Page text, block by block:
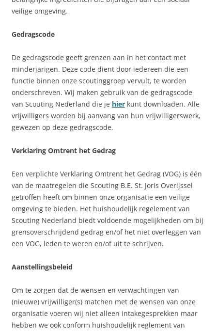
veilige omgeving.
Gedragscode
De gedragscode geeft grenzen aan in het contact met
minderjarigen. Deze code dient door iedereen die een
functie binnen onze scoutinggroep vervult, te worden
onderschreven. Wij maken gebruik van de gedragscode
van Scouting Nederland die je hier kunt downloaden. Alle
vrijwilligers worden bij aanvang van hun vrijwilligerswerk,
gewezen op deze gedragscode.
Verklaring Omtrent het Gedrag
Een verplichte Verklaring Omtrent het Gedrag (VOG) is één
van de maatregelen die Scouting B.E. St. Joris Overijssel
getroffen heeft om binnen onze organisatie een veilige
omgeving te bieden. Het huishoudelijk regelement van
Scouting Nederland biedt voldoende mogelijkheden om bij
grensoverschrijdend gedrag en/of het niet overleggen van
een VOG, leden te weren en/of uit te schrijven.
Aanstellingsbeleid
Om te zorgen dat de wensen en verwachtingen van
(nieuwe) vrijwilliger(s) matchen met de wensen van onze
organisatie voeren wij niet alleen intakegesprekken maar
hebben we ook conform huishoudelijk reglement van